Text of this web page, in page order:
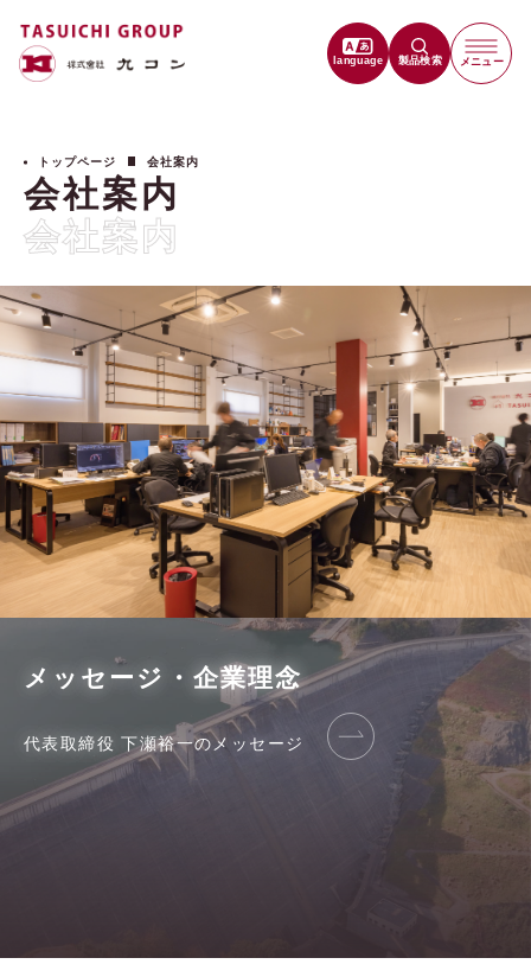
language 製品検索 メニュー
トップページ 会社案内
会社案内
会社案内
メッセージ・企業理念
代表取締役 下瀬裕一のメッセージ